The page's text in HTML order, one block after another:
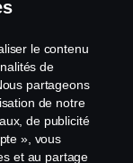
-
le contenu
de
partageons
de notre
de publicité
», vous
et au partage